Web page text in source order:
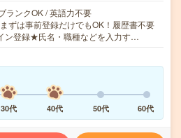
ランクOK / 英語力不要
ずは事前登録だけでもOK！履歴書不要
ン登録★氏名・職種などを入力す…
30代 40代 50代 60代